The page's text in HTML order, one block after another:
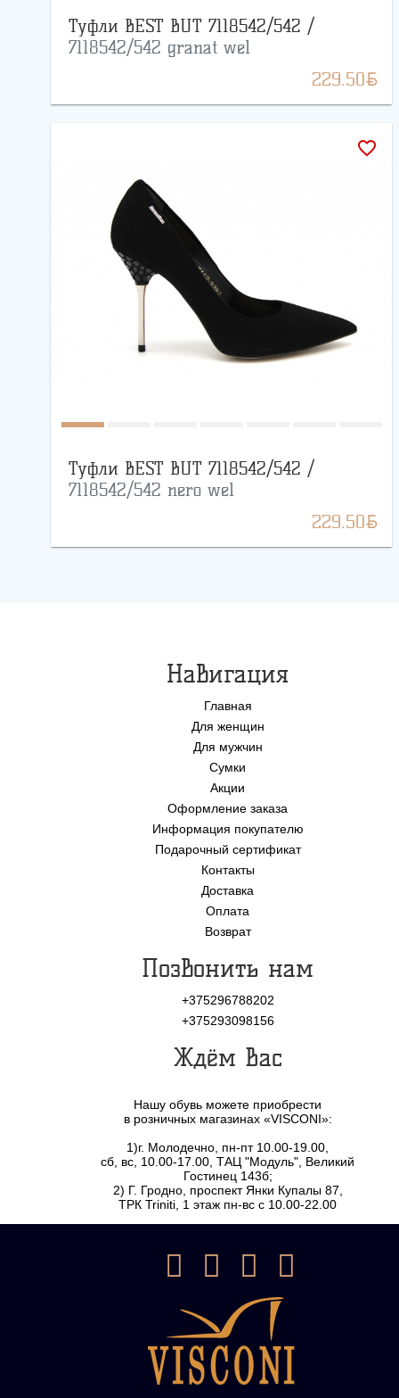
Туфли BEST BUT 7118542/542 /
7118542/542 granat wel
229.50BYN
favorite_border
Туфли BEST BUT 7118542/542 /
7118542/542 nero wel
229.50BYN
Навигация
Главная
Для женщин
Для мужчин
Сумки
Акции
Оформление заказа
Информация покупателю
Подарочный сертификат
Контакты
Доставка
Оплата
Возврат
Позвонить нам
+375296788202
+375293098156
Ждём Вас
Нашу обувь можете приобрести
в розничных магазинах «VISCONI»:
1)г. Молодечно, пн-пт 10.00-19.00,
сб, вс, 10.00-17.00, ТАЦ "Модуль", Великий
Гостинец 143б;
2) Г. Гродно, проспект Янки Купалы 87,
ТРК Triniti, 1 этаж пн-вс с 10.00-22.00